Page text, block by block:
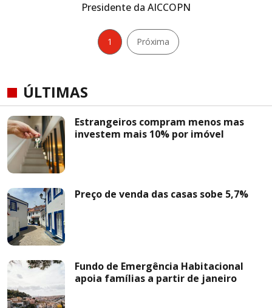
Presidente da AICCOPN
1 Próxima
ÚLTIMAS
Estrangeiros compram menos mas
investem mais 10% por imóvel
Preço de venda das casas sobe 5,7%
Fundo de Emergência Habitacional
apoia famílias a partir de janeiro